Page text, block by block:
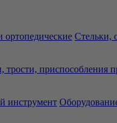
ортопедические Стельки,
трости, приспособления
инструмент